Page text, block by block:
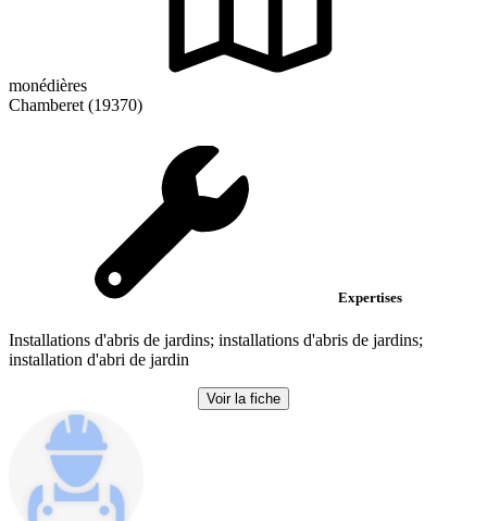
monédières
Chamberet (19370)
Expertises
Installations d'abris de jardins; installations d'abris de jardins;
installation d'abri de jardin
Voir la fiche